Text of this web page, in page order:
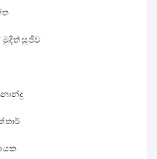
සුජීව